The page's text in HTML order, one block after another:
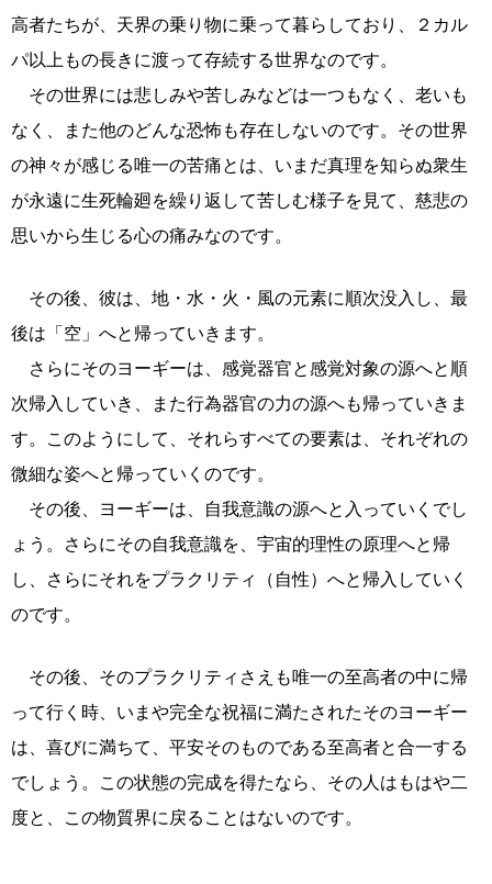
高者たちが、天界の乗り物に乗って暮らしており、２カル
パ以上もの長きに渡って存続する世界なのです。
その世界には悲しみや苦しみなどは一つもなく、老いも
なく、また他のどんな恐怖も存在しないのです。その世界
の神々が感じる唯一の苦痛とは、いまだ真理を知らぬ衆生
が永遠に生死輪廻を繰り返して苦しむ様子を見て、慈悲の
思いから生じる心の痛みなのです。
その後、彼は、地・水・火・風の元素に順次没入し、最
後は「空」へと帰っていきます。
さらにそのヨーギーは、感覚器官と感覚対象の源へと順
次帰入していき、また行為器官の力の源へも帰っていきま
す。このようにして、それらすべての要素は、それぞれの
微細な姿へと帰っていくのです。
その後、ヨーギーは、自我意識の源へと入っていくでし
ょう。さらにその自我意識を、宇宙的理性の原理へと帰
し、さらにそれをプラクリティ（自性）へと帰入していく
のです。
その後、そのプラクリティさえも唯一の至高者の中に帰
って行く時、いまや完全な祝福に満たされたそのヨーギー
は、喜びに満ちて、平安そのものである至高者と合一する
でしょう。この状態の完成を得たなら、その人はもはや二
度と、この物質界に戻ることはないのです。